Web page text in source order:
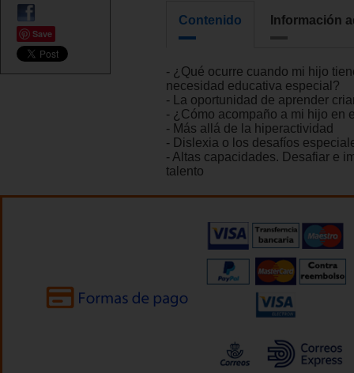
Save
Contenido Información
- ¿Qué ocurre cuando mi hijo
necesidad educativa especial?
- La oportunidad de aprender
- ¿Cómo acompaño a mi hijo en
- Más allá de la hiperactividad
- Dislexia o los desafíos
- Altas capacidades. Desafiar e
talento